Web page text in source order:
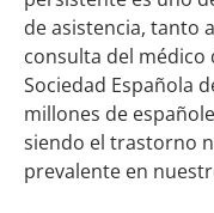
de asistencia, tanto
consulta del médico
Sociedad Española
millones de
siendo el trastorno
prevalente en